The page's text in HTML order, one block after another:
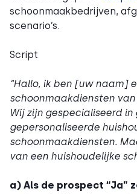
schoonmaakbedrijven,
scenario’s.
Script
“Hallo, ik ben [uw naam]
schoonmaakdiensten
Wij zijn gespecialiseerd
gepersonaliseerde
schoonmaakdiensten.
van een huishoudelijke
a) Als de prospect “Ja”